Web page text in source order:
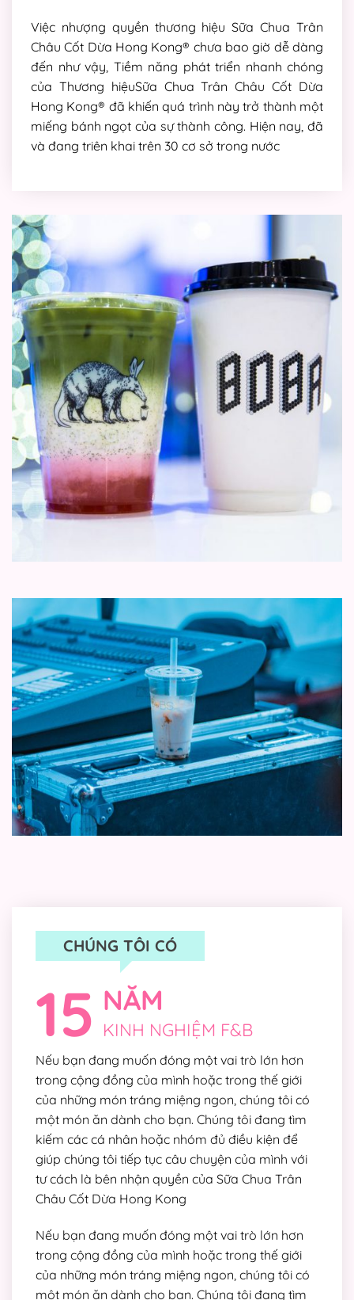
Việc nhượng quyền thương hiệu Sữa Chua Trân
Châu Cốt Dừa Hong Kong® chưa bao giờ dễ dàng
đến như vậy, Tiềm năng phát triển nhanh chóng
của Thương hiệuSữa Chua Trân Châu Cốt Dừa
Hong Kong® đã khiến quá trình này trở thành một
miếng bánh ngọt của sự thành công. Hiện nay, đã
và đang triên khai trên 30 cơ sở trong nước
CHÚNG TÔI CÓ
15 NĂM
KINH NGHIỆM F&B
Nếu bạn đang muốn đóng một vai trò lớn hơn
trong cộng đồng của mình hoặc trong thế giới
của những món tráng miệng ngon, chúng tôi có
một món ăn dành cho bạn. Chúng tôi đang tìm
kiếm các cá nhân hoặc nhóm đủ điều kiện để
giúp chúng tôi tiếp tục câu chuyện của mình với
tư cách là bên nhận quyền của Sữa Chua Trân
Châu Cốt Dừa Hong Kong
Nếu bạn đang muốn đóng một vai trò lớn hơn
trong cộng đồng của mình hoặc trong thế giới
của những món tráng miệng ngon, chúng tôi có
một món ăn dành cho bạn. Chúng tôi đang tìm